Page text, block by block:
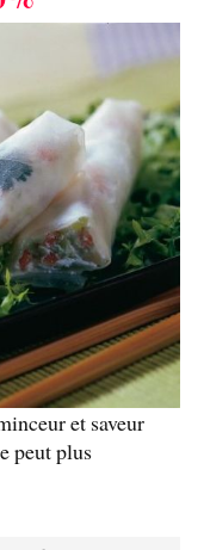
et saveur
peut plus